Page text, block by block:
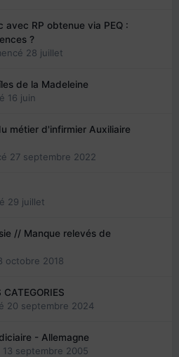
avec RP obtenue via PEQ :
?
28 juillet
de la Madeleine
16 juin
métier d'infirmier Auxiliaire
27 septembre 2022
29 juillet
// Manque relevés de
octobre 2018
20 septembre 2024
- Allemagne
13 septembre 2005